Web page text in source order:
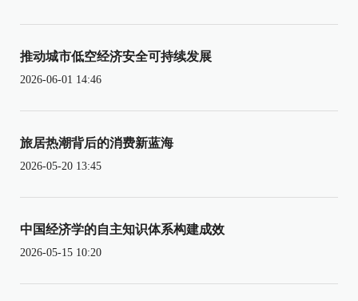
推动城市低空经济安全可持续发展
2026-06-01 14:46
旅居热潮背后的消费新蓝海
2026-05-20 13:45
中国经济学的自主知识体系构建成效
2026-05-15 10:20